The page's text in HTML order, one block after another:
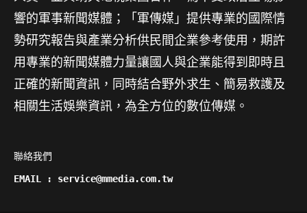
響的軍事新聞媒體；「軍傳媒」提供專業的國際情
勢研究報告與產業分析供民間企業參考使用，期許
用專業的新聞媒體力量讓國人與企業能得到即時且
正確的新聞資訊，同時結合野外求生、簡易救護及
相關生活娛樂資訊，為全方位的數位傳媒。
聯絡我們
EMAIL : service@mmedia.com.tw